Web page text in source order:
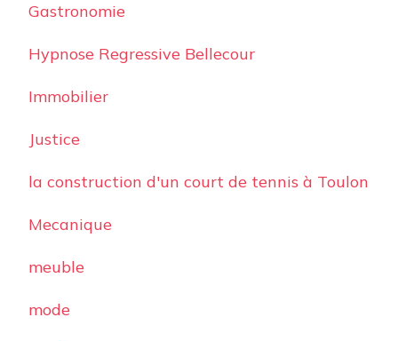
Gastronomie
Hypnose Regressive Bellecour
Immobilier
Justice
la construction d'un court de tennis à Toulon
Mecanique
meuble
mode